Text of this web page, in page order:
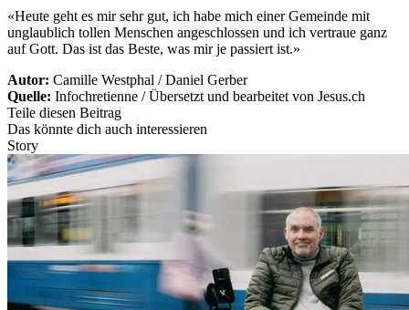
«Heute geht es mir sehr gut, ich habe mich einer Gemeinde mit
unglaublich tollen Menschen angeschlossen und ich vertraue ganz
auf Gott. Das ist das Beste, was mir je passiert ist.»
Autor: Camille Westphal / Daniel Gerber
Quelle: Infochretienne / Übersetzt und bearbeitet von Jesus.ch
Teile diesen Beitrag
Das könnte dich auch interessieren
Story